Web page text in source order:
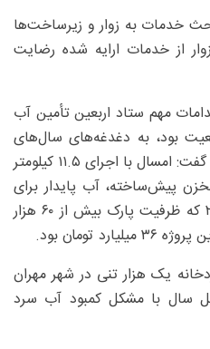
خدمات به زوار و زیرساخت‌ها
از خدمات ارایه شده رضایت
مهم ستاد اربعین تأمین آب
بود، به دغدغه‌های سال‌های
گذشته در این حوزه اشاره کرد و گفت: امسال با اجرای ۱۱.۵ کیلومتر
پیش‌ساخته، آب پایدار برای
پارکینگ‌های اربعین شماره ۱ و ۲ که ظرفیت پارک بیش از ۶۰ هزار
تومان بود.
یک هزار تنی در شهر مهران
سال با مشکل کمبود آب سرد